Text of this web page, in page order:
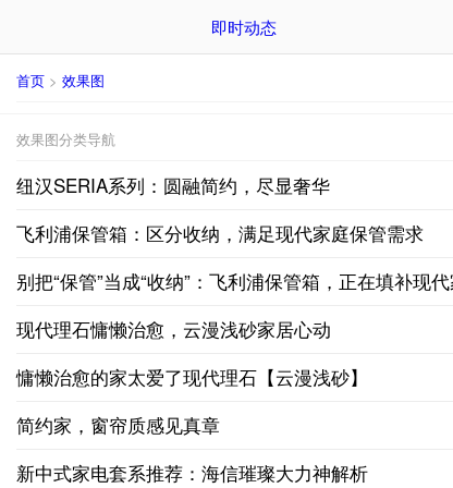
即时动态
首页 > 效果图
效果图分类导航
纽汉SERIA系列：圆融简约，尽显奢华
飞利浦保管箱：区分收纳，满足现代家庭保管需求
别把“保管”当成“收纳”：飞利浦保管箱，正在填补现
现代理石慵懒治愈，云漫浅砂家居心动
慵懒治愈的家太爱了现代理石【云漫浅砂】
简约家，窗帘质感见真章
新中式家电套系推荐：海信璀璨大力神解析